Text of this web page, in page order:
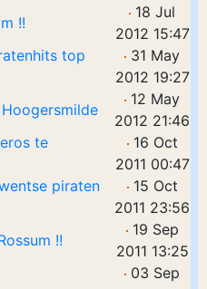
!!
18 Jul
2012 15:47
top
31 May
2012 19:27
12 May
2012 21:46
te
16 Oct
2011 00:47
piraten
15 Oct
2011 23:56
!!
19 Sep
2011 13:25
03 Sep